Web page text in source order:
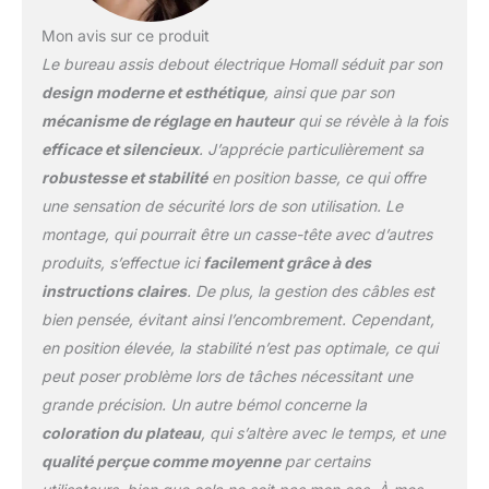
cadre du bureau peut
supporter jusqu'à 80 kg,
ce qui lui confère une
stabilité et une durabilité
maximales. Toujours
aussi stable et sûr après
50 000 tests.
【3
libèrent vos mains】
Profitez des avantages
pour la santé d'un
pupitre réglable en
hauteur avec 3 réglages
de hauteur
programmables pour des
transitions rapides et
faciles et une plage de
【Grand plateau en
Mon avis sur ce produit
Le bureau assis debout électrique Homall séduit par son
design moderne et esthétique, ainsi que par son
mécanisme de réglage en hauteurqui se révèle à la fois
efficace et silencieux. J’apprécie particulièrement sa
robustesse et stabilitéen position basse, ce qui offre
une sensation de sécurité lors de son utilisation. Le
montage, qui pourrait être un casse-tête avec d’autres
produits, s’effectue icifacilement grâce à des
instructions claires. De plus, la gestion des câbles est
bien pensée, évitant ainsi l’encombrement. Cependant,
en position élevée, la stabilité n’est pas optimale, ce qui
peut poser problème lors de tâches nécessitant une
grande précision. Un autre bémol concerne la
coloration du plateau, qui s’altère avec le temps, et une
qualité perçue comme moyennepar certains